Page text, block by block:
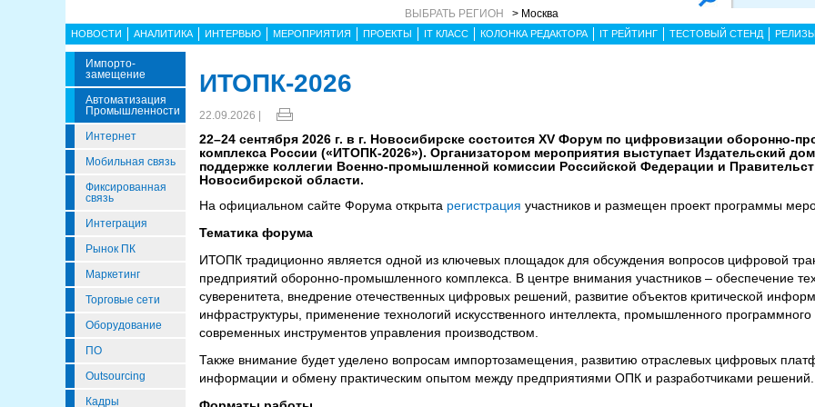
ВЫБРАТЬ РЕГИОН > Москва
НОВОСТИ АНАЛИТИКА ИНТЕРВЬЮ МЕРОПРИЯТИЯ ПРОЕКТЫ IT КЛАСС КОЛОНКА РЕДАКТОРА IT РЕЙТИНГ ТЕСТОВЫЙ СТЕНД
Импорто­
Замещение
Автоматизация
Промышленности
Интернет
Мобильная связь
Фиксированная
связь
Интеграция
Рынок ПК
Маркетинг
Торговые сети
Оборудование
ПО
Outsourcing
Кадры
ИТОПК-2026
22.09.2026 |
22–24 сентября 2026 г. в г. Новосибирске состоится XV Форум по цифровизации оборонно-
комплекса России («ИТОПК-2026»). Организатором мероприятия выступает Издательский
поддержке коллегии Военно-промышленной комиссии Российской Федерации и
Новосибирской области.
На официальном сайте Форума открыта регистрация участников и размещен проект программы
Тематика форума
ИТОПК традиционно является одной из ключевых площадок для обсуждения вопросов цифровой
предприятий оборонно-промышленного комплекса. В центре внимания участников – обеспечение
суверенитета, внедрение отечественных цифровых решений, развитие объектов критической
инфраструктуры, применение технологий искусственного интеллекта, промышленного
современных инструментов управления производством.
Также внимание будет уделено вопросам импортозамещения, развитию отраслевых цифровых
информации и обмену практическим опытом между предприятиями ОПК и разработчиками решений.